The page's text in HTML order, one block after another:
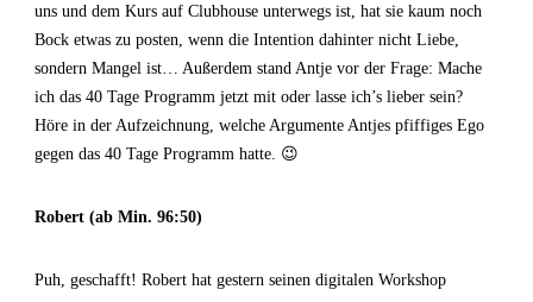
uns und dem Kurs auf Clubhouse unterwegs ist, hat sie kaum noch
Bock etwas zu posten, wenn die Intention dahinter nicht Liebe,
sondern Mangel ist… Außerdem stand Antje vor der Frage: Mache
ich das 40 Tage Programm jetzt mit oder lasse ich’s lieber sein?
Höre in der Aufzeichnung, welche Argumente Antjes pfiffiges Ego
gegen das 40 Tage Programm hatte. 😉
Robert (ab Min. 96:50)
Puh, geschafft! Robert hat gestern seinen digitalen Workshop